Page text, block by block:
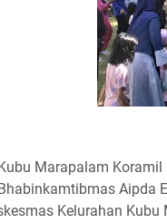
Marapalam
Aipda
Kelurahan